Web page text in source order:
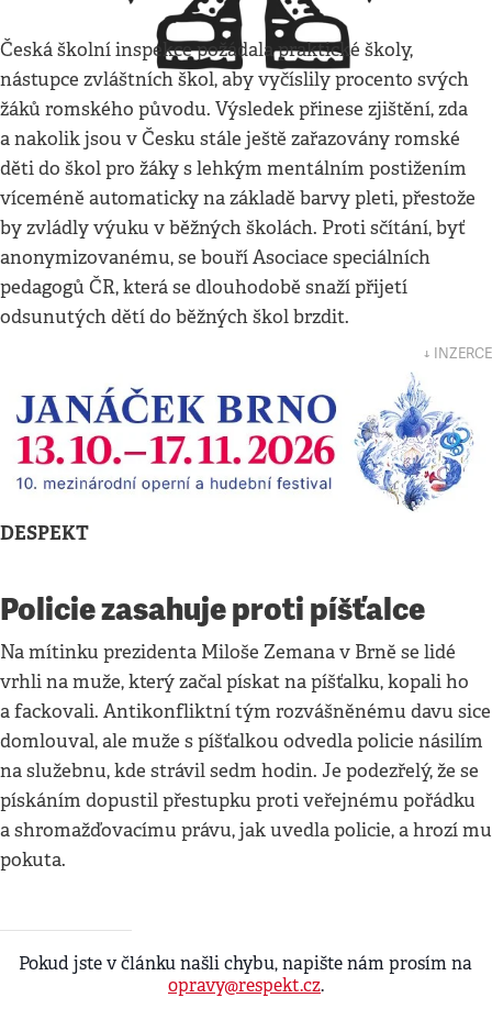
Česká školní inspekce požádala praktické školy,
nástupce zvláštních škol, aby vyčíslily procento svých
žáků romského původu. Výsledek přinese zjištění, zda
a nakolik jsou v Česku stále ještě zařazovány romské
děti do škol pro žáky s lehkým mentálním postižením
víceméně automaticky na základě barvy pleti, přestože
by zvládly výuku v běžných školách. Proti sčítání, byť
anonymizovanému, se bouří Asociace speciálních
pedagogů ČR, která se dlouhodobě snaží přijetí
odsunutých dětí do běžných škol brzdit.
↓ INZERCE
DESPEKT
Policie zasahuje proti píšťalce
Na mítinku prezidenta Miloše Zemana v Brně se lidé
vrhli na muže, který začal pískat na píšťalku, kopali ho
a fackovali. Antikonfliktní tým rozvášněnému davu sice
domlouval, ale muže s píšťalkou odvedla policie násilím
na služebnu, kde strávil sedm hodin. Je podezřelý, že se
pískáním dopustil přestupku proti veřejnému pořádku
a shromažďovacímu právu, jak uvedla policie, a hrozí mu
pokuta.
Pokud jste v článku našli chybu, napište nám prosím na
opravy@respekt.cz.